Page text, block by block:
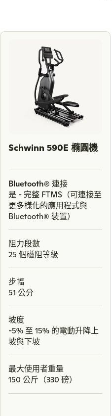
Use
comparison
Schwinn 590E 橢圓機
Bluetooth® 連接
是 - 完整 FTMS（可連接至
更多樣化的應用程式與
Bluetooth® 裝置）
阻力段數
25 個磁阻等級
步幅
51 公分
坡度
-5% 至 15% 的電動升降上
坡與下坡
最大使用者重量
150 公斤（330 磅）